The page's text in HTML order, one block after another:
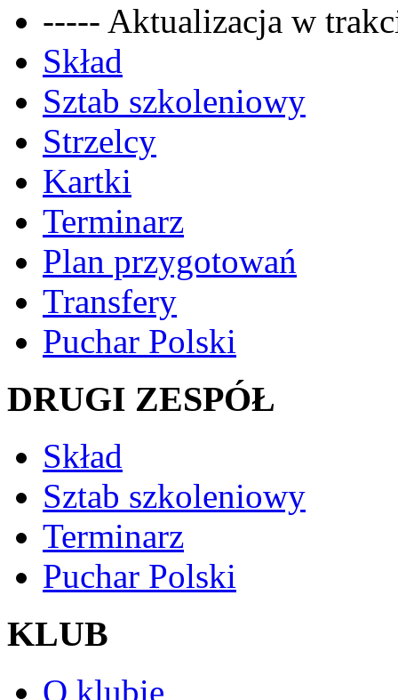
----- Aktualizacja w
Skład
Sztab szkoleniowy
Strzelcy
Kartki
Terminarz
Plan przygotowań
Transfery
Puchar Polski
DRUGI ZESPÓŁ
Skład
Sztab szkoleniowy
Terminarz
Puchar Polski
KLUB
O klubie